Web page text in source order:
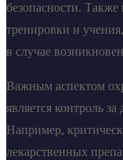
безопасности.
тренировки и
в случае
Важным аспектом
является контроль
Например,
лекарственных